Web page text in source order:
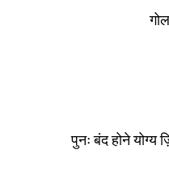
पुनः बंद होने